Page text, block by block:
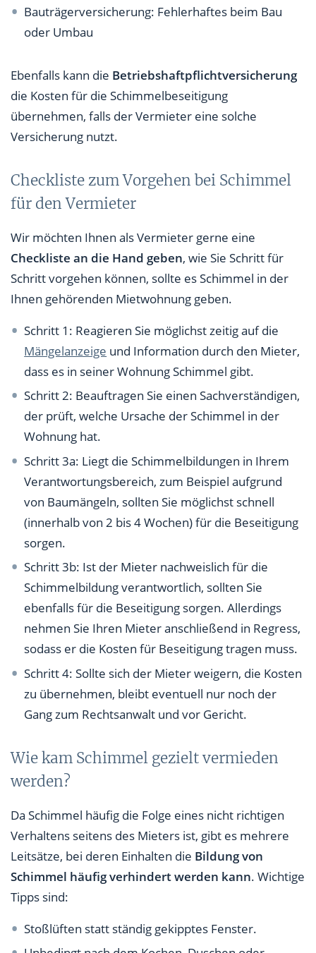
Bauträgerversicherung: Fehlerhaftes beim Bau
oder Umbau
Ebenfalls kann die Betriebshaftpflichtversicherung
die Kosten für die Schimmelbeseitigung
übernehmen, falls der Vermieter eine solche
Versicherung nutzt.
Checkliste zum Vorgehen bei Schimmel
für den Vermieter
Wir möchten Ihnen als Vermieter gerne eine
Checkliste an die Hand geben, wie Sie Schritt für
Schritt vorgehen können, sollte es Schimmel in der
Ihnen gehörenden Mietwohnung geben.
Schritt 1: Reagieren Sie möglichst zeitig auf die
Mängelanzeige und Information durch den Mieter,
dass es in seiner Wohnung Schimmel gibt.
Schritt 2: Beauftragen Sie einen Sachverständigen,
der prüft, welche Ursache der Schimmel in der
Wohnung hat.
Schritt 3a: Liegt die Schimmelbildungen in Ihrem
Verantwortungsbereich, zum Beispiel aufgrund
von Baumängeln, sollten Sie möglichst schnell
(innerhalb von 2 bis 4 Wochen) für die Beseitigung
sorgen.
Schritt 3b: Ist der Mieter nachweislich für die
Schimmelbildung verantwortlich, sollten Sie
ebenfalls für die Beseitigung sorgen. Allerdings
nehmen Sie Ihren Mieter anschließend in Regress,
sodass er die Kosten für Beseitigung tragen muss.
Schritt 4: Sollte sich der Mieter weigern, die Kosten
zu übernehmen, bleibt eventuell nur noch der
Gang zum Rechtsanwalt und vor Gericht.
Wie kam Schimmel gezielt vermieden
werden?
Da Schimmel häufig die Folge eines nicht richtigen
Verhaltens seitens des Mieters ist, gibt es mehrere
Leitsätze, bei deren Einhalten die Bildung von
Schimmel häufig verhindert werden kann. Wichtige
Tipps sind:
Stoßlüften statt ständig gekipptes Fenster.